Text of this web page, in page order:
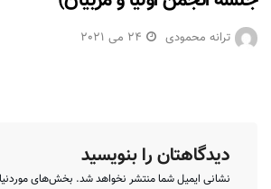
ترانه محمودی 24 می 2021
دیدگاهتان را بنویسید
نشانی ایمیل شما منتشر نخواهد شد. بخش‌های